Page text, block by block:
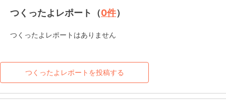
つくったよレポート（0件）
つくったよレポートはありません
つくったよレポートを投稿する